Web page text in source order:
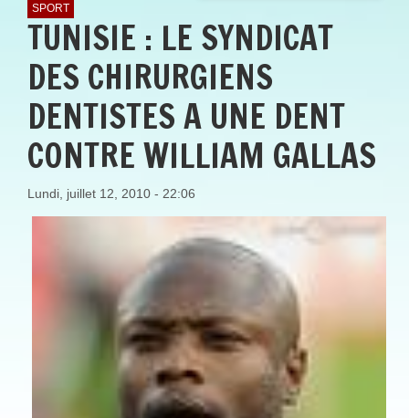
SPORT
TUNISIE : LE SYNDICAT
DES CHIRURGIENS
DENTISTES A UNE DENT
CONTRE WILLIAM GALLAS
Lundi, juillet 12, 2010 - 22:06